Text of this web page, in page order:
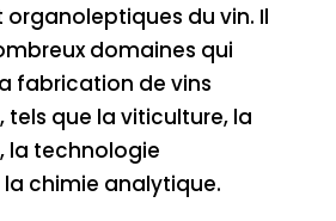
du vin. Il
domaines qui
fabrication de vins
tels que la viticulture, la
la technologie
chimie analytique.